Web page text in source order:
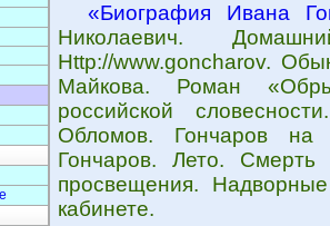
«Биография Ивана
Николаевич.
Http://www.goncharov.
Майкова. Роман
российской
Обломов. Гончаров на
Гончаров. Лето. Смерть
просвещения.
кабинете.